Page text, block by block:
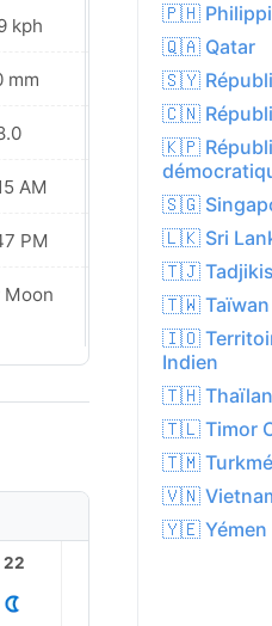
kph
mm
AM
PM
Moon
19.1 kph
0.0 mm
8.0
05:16 AM
06:46 PM
New Moon
22
🇵🇭
🇶🇦 Qatar
🇸🇾
🇨🇳
🇰🇵
🇸🇬
🇱🇰 Sri
🇹🇯
🇹🇼 Taïwan
🇮🇴
Indien
🇹🇭
🇹🇱 Timor
🇹🇲
🇻🇳
🇾🇪 Yémen